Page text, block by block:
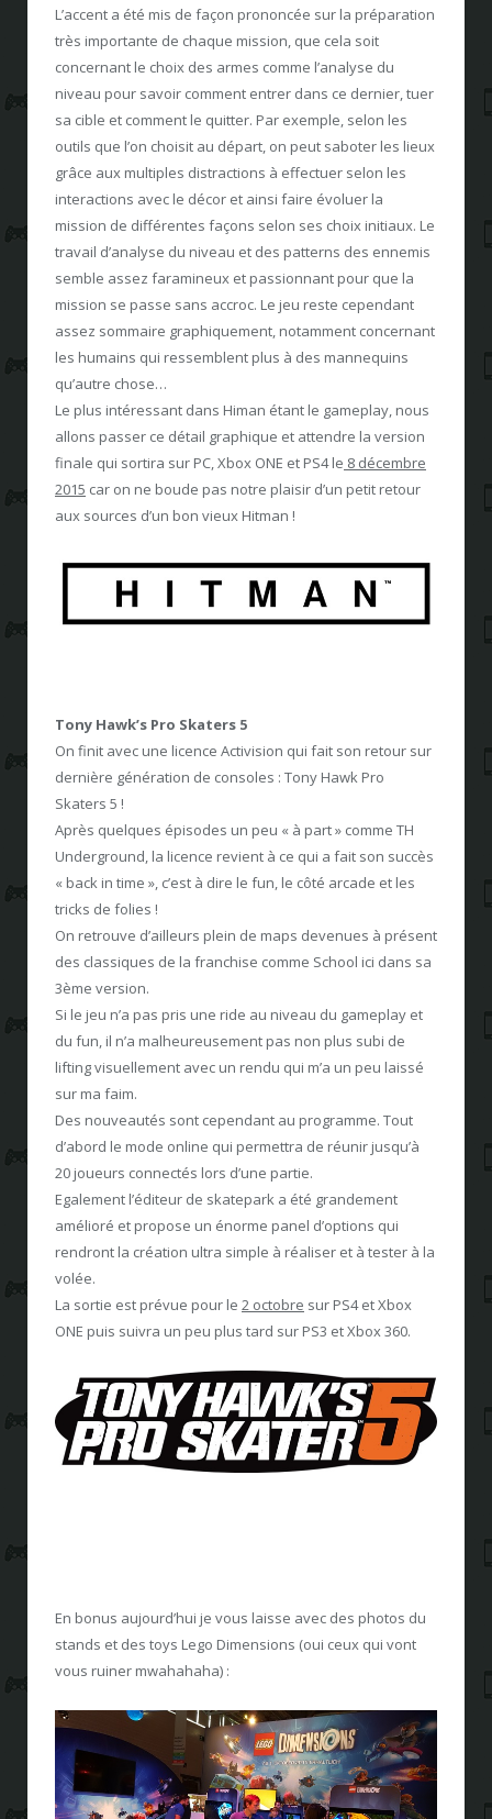
L’accent a été mis de façon prononcée sur la préparation
très importante de chaque mission, que cela soit
concernant le choix des armes comme l’analyse du
niveau pour savoir comment entrer dans ce dernier, tuer
sa cible et comment le quitter. Par exemple, selon les
outils que l’on choisit au départ, on peut saboter les lieux
grâce aux multiples distractions à effectuer selon les
interactions avec le décor et ainsi faire évoluer la
mission de différentes façons selon ses choix initiaux. Le
travail d’analyse du niveau et des patterns des ennemis
semble assez faramineux et passionnant pour que la
mission se passe sans accroc. Le jeu reste cependant
assez sommaire graphiquement, notamment concernant
les humains qui ressemblent plus à des mannequins
qu’autre chose…
Le plus intéressant dans Himan étant le gameplay, nous
allons passer ce détail graphique et attendre la version
finale qui sortira sur PC, Xbox ONE et PS4 le 8 décembre
2015 car on ne boude pas notre plaisir d’un petit retour
aux sources d’un bon vieux Hitman !
Tony Hawk’s Pro Skaters 5
On finit avec une licence Activision qui fait son retour sur
dernière génération de consoles : Tony Hawk Pro
Skaters 5 !
Après quelques épisodes un peu « à part » comme TH
Underground, la licence revient à ce qui a fait son succès
« back in time », c’est à dire le fun, le côté arcade et les
tricks de folies !
On retrouve d’ailleurs plein de maps devenues à présent
des classiques de la franchise comme School ici dans sa
3ème version.
Si le jeu n’a pas pris une ride au niveau du gameplay et
du fun, il n’a malheureusement pas non plus subi de
lifting visuellement avec un rendu qui m’a un peu laissé
sur ma faim.
Des nouveautés sont cependant au programme. Tout
d’abord le mode online qui permettra de réunir jusqu’à
20 joueurs connectés lors d’une partie.
Egalement l’éditeur de skatepark a été grandement
amélioré et propose un énorme panel d’options qui
rendront la création ultra simple à réaliser et à tester à la
volée.
La sortie est prévue pour le 2 octobre sur PS4 et Xbox
ONE puis suivra un peu plus tard sur PS3 et Xbox 360.
En bonus aujourd’hui je vous laisse avec des photos du
stands et des toys Lego Dimensions (oui ceux qui vont
vous ruiner mwahahaha) :